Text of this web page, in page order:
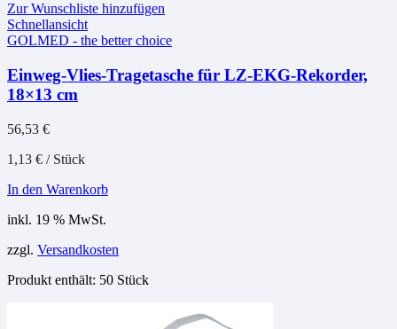
Zur Wunschliste hinzufügen
Schnellansicht
GOLMED - the better choice
Einweg-Vlies-Tragetasche für LZ-EKG-Rekorder,
18×13 cm
56,53 €
1,13 € / Stück
In den Warenkorb
inkl. 19 % MwSt.
zzgl. Versandkosten
Produkt enthält: 50 Stück